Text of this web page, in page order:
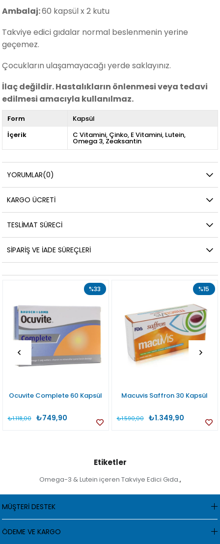
Ambalaj:60 kapsül x 2 kutu
Takviye edici gıdalar normal beslenmenin yerine
geçemez.
Çocukların ulaşamayacağı yerde saklayınız.
İlaç değildir. Hastalıkların önlenmesi veya tedavi
edilmesi amacıyla kullanılmaz.
Form
Kapsül
İçerik
C Vitamini Çinko E Vitamini Lutein
Omega 3 Zeaksantin
YORUMLAR(0)
KARGO ÜCRETI
TESLIMAT SÜRECI
SIPARIŞ VE İADE SÜREÇLERI
Ocuvite Complete 60 Kapsül
₺749,90
₺1.118,00
%33
Macuvis Saffron 30 Kapsül
₺1.349,90
₺1.590,00
%15
Etiketler
Omega-3 & Lutein içeren Takviye Edici Gıda.,
MÜŞTERİ DESTEK
ÖDEME VE KARGO